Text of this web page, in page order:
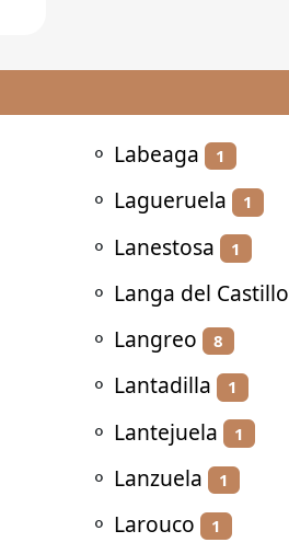
⚬ Labeaga 1
⚬ Lagueruela 1
⚬ Lanestosa 1
⚬ Langa del Castillo
⚬ Langreo 8
⚬ Lantadilla 1
⚬ Lantejuela 1
⚬ Lanzuela 1
⚬ Larouco 1